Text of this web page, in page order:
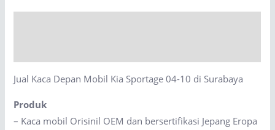
di
Surabaya
quantity
Jual Kaca Depan Mobil Kia Sportage 04-10 di Surabaya
Produk
– Kaca mobil Orisinil OEM dan bersertifikasi Jepang Eropa